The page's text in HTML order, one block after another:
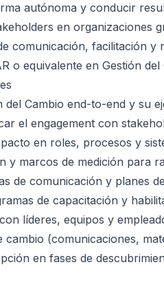
autónoma y conducir
en organizaciones
comunicación, facilitación y
o equivalente en Gestión
del Cambio end-to-end y su
el engagement con
en roles, procesos y
y marcos de medición para
de comunicación y planes
de capacitación y
líderes, equipos y
(comunicaciones,
en fases de